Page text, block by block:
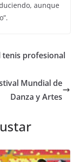
aunque
tenis profesional
Mundial de
Danza y Artes